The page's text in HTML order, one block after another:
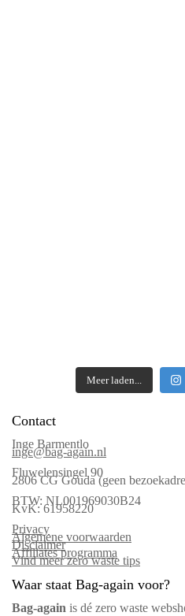
Meer laden...
Contact
Inge Barmentlo
inge@bag-again.nl
Fluwelensingel 90
2806 CG Gouda (geen
BTW: NL001969030B24
KvK: 61958220
Privacy
Algemene voorwaarden
Disclaimer
Affiliates programma
Vind meer zero waste tips
Waar staat Bag-again voor?
Bag‑again is dé zero waste